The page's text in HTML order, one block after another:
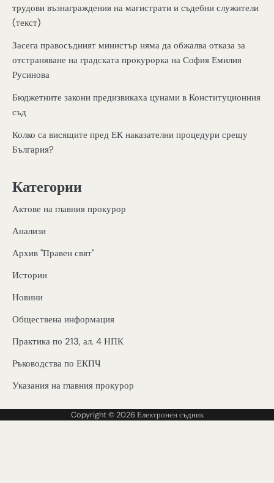
трудови възнаграждения на магистрати и съдебни служители
(текст)
Засега правосъдният министър няма да обжалва отказа за
отстраняване на градската прокурорка на София Емилия
Русинова
Бюджетните закони предизвикаха цунами в Конституционния
съд
Колко са висящите пред ЕК наказателни процедури срещу
България?
Категории
Актове на главния прокурор
Анализи
Архив "Правен свят"
Истории
Новини
Обществена информация
Практика по 213, ал. 4 НПК
Ръководства по ЕКПЧ
Указания на главния прокурор
Copyright © 2026Електронен съдник